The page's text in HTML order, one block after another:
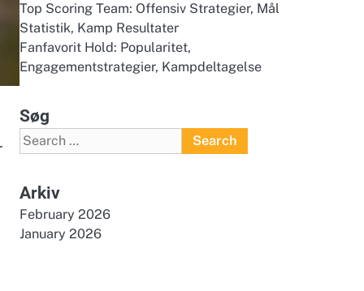
Top Scoring Team: Offensiv Strategier, Mål
Statistik, Kamp Resultater
Fanfavorit Hold: Popularitet,
Engagementstrategier, Kampdeltagelse
Søg
Search
for:
Arkiv
February 2026
January 2026